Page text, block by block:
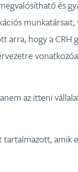
és
hogy a CRH
az itteni
amik